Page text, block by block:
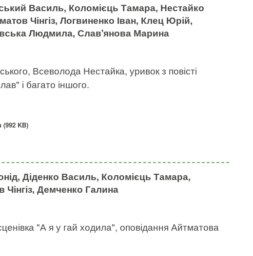
Василь, Коломієць Тамара, Нестайко
Чінгіз, Логвиненко Іван, Клец Юрій,
Людмила, Слав'янова Марина
Всеволода Нестайка, уривок з повісті
і багато іншого.
(992 KB)
Діденко Василь, Коломієць Тамара,
Чінгіз, Демченко Галина
"А я у гай ходила", оповідання Айтматова